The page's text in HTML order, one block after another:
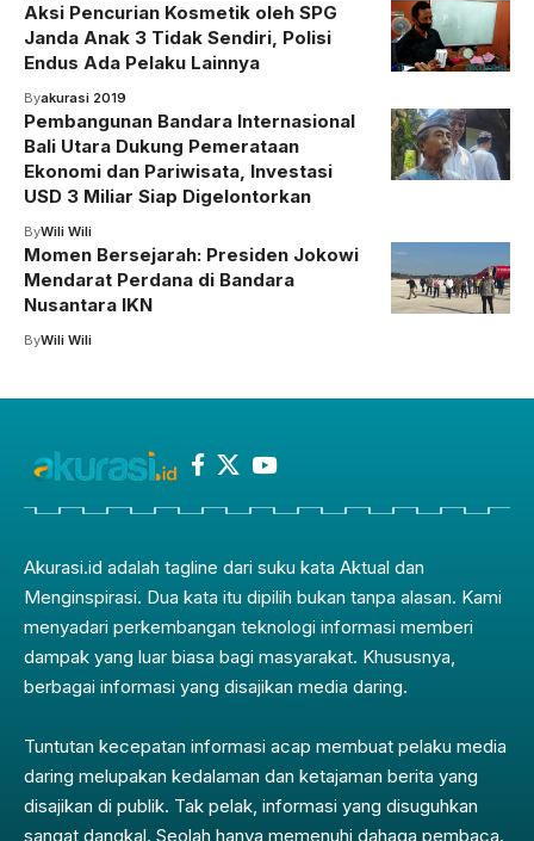
Aksi Pencurian Kosmetik oleh SPG
Janda Anak 3 Tidak Sendiri, Polisi
Endus Ada Pelaku Lainnya
Byakurasi 2019
Pembangunan Bandara Internasional
Bali Utara Dukung Pemerataan
Ekonomi dan Pariwisata, Investasi
USD 3 Miliar Siap Digelontorkan
ByWili Wili
Momen Bersejarah: Presiden Jokowi
Mendarat Perdana di Bandara
Nusantara IKN
ByWili Wili
Akurasi.id adalah tagline dari suku kata Aktual dan
Menginspirasi. Dua kata itu dipilih bukan tanpa alasan. Kami
menyadari perkembangan teknologi informasi memberi
dampak yang luar biasa bagi masyarakat. Khususnya,
berbagai informasi yang disajikan media daring.
Tuntutan kecepatan informasi acap membuat pelaku media
daring melupakan kedalaman dan ketajaman berita yang
disajikan di publik. Tak pelak, informasi yang disuguhkan
sangat dangkal. Seolah hanya memenuhi dahaga pembaca.